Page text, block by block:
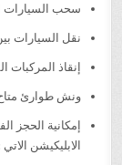
سحب السيارات
نقل السيارات
إنقاذ المركبات
ونش طوارئ متاح 24 ساعة
إمكانية الحجز
الابليكيشن الاتي